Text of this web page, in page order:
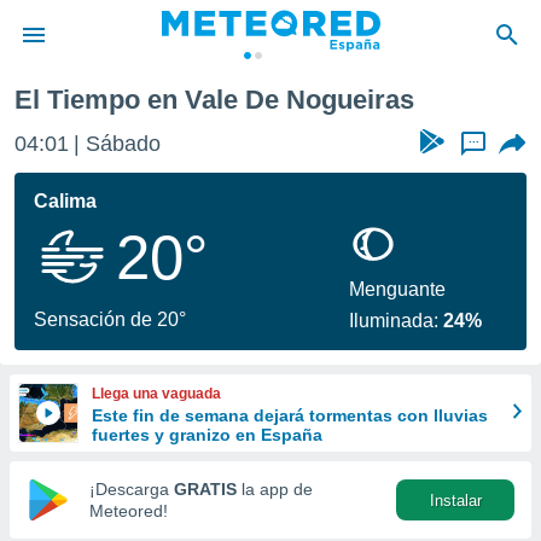
de
por
que se
calidad.
a este
las
y
forma
digital
basada
El Tiempo en Vale De Nogueiras
04:01 Sábado ...
Calima
20°
Sensación de 20°
Menguante
Iluminada:24%
Llega una vaguada
Este fin de semana dejará tormentas con lluvias
fuertes y granizo en España
¡Descarga GRATIS la app de
Meteored!
Instalar